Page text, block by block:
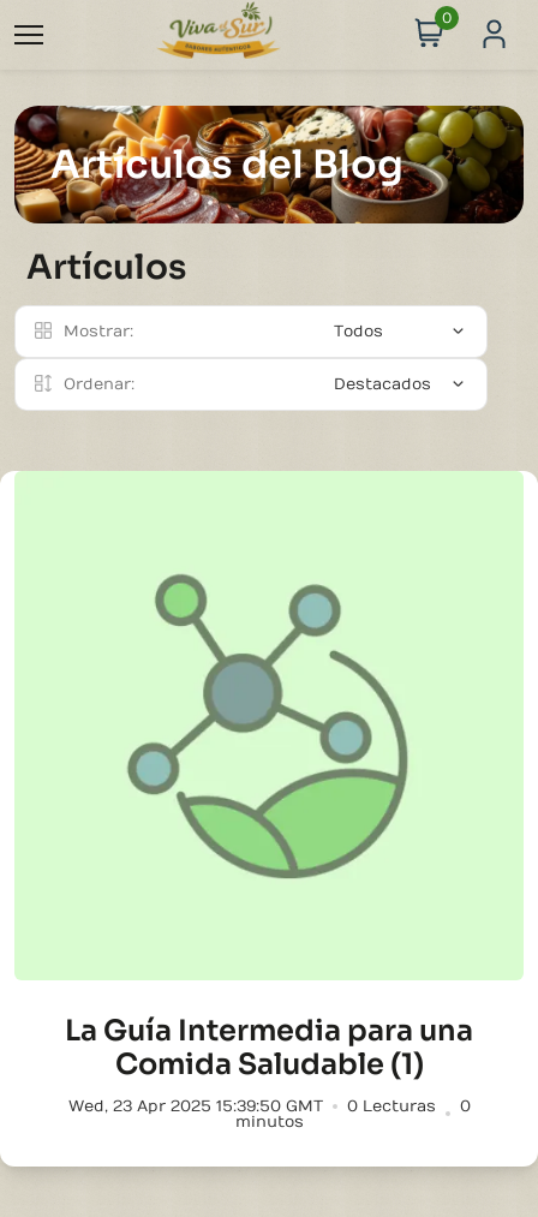
0
Artículos del Blog
Artículos
Mostrar: Todos
Ordenar: Destacados
La Guía Intermedia para una
Comida Saludable (1)
Wed, 23 Apr 2025 15:39:50 GMT 0 Lecturas
0
minutos